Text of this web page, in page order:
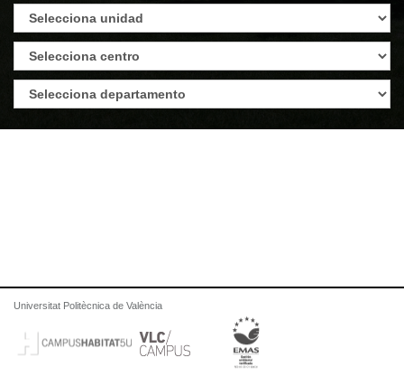
Universitat Politècnica de València